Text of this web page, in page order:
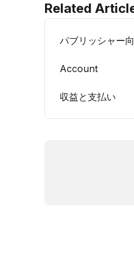
Related
パブリッシャー
Account
収益と支払い